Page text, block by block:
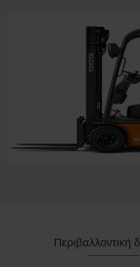
Περιβαλλοντική